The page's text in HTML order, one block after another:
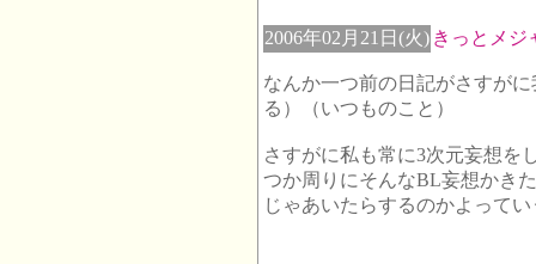
2006年02月21日(火) きっとメジ
なんか一つ前の日記がさすが
る）（いつものこと）
さすがに私も常に3次元妄想を
つか周りにそんなBL妄想かき
じゃあいたらするのかよって